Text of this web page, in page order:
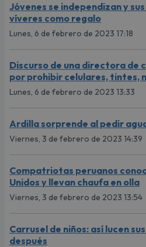
Jóvenes se independizan y
víveres como regalo
Lunes, 6 de febrero de 2023 17:18
Discurso de una directora de
por prohibir celulares, tintes,
Lunes, 6 de febrero de 2023 13:33
Ardilla sorprende al pedir
Viernes, 3 de febrero de 2023 14:39
Compatriotas peruanos
Unidos y llevan chaufa en olla
Viernes, 3 de febrero de 2023 13:54
Carrusel de niños: así lucen
después